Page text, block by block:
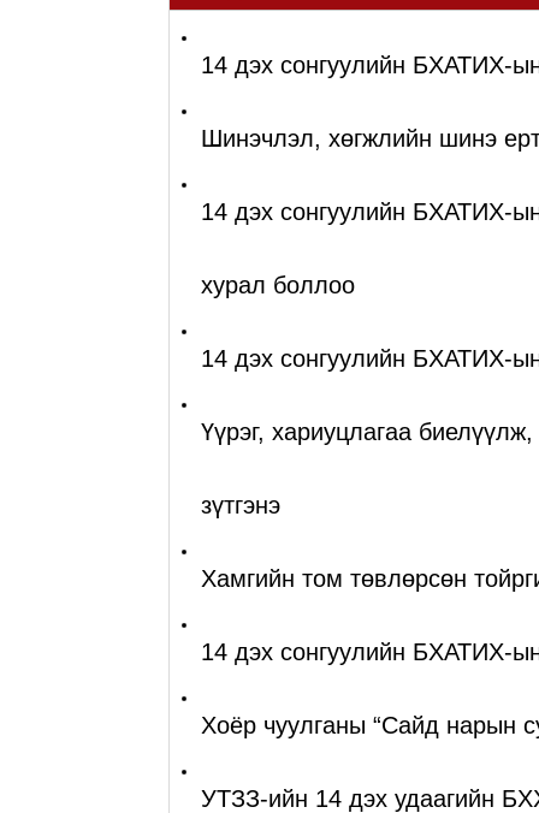
14 дэх сонгуулийн БХАТИХ-ын
Шинэчлэл, хөгжлийн шинэ
14 дэх сонгуулийн БХАТИХ-ын
хурал боллоо
14 дэх сонгуулийн БХАТИХ-ын
Үүрэг, хариуцлагаа
зүтгэнэ
Хамгийн том төвлөрсөн
14 дэх сонгуулийн БХАТИХ-ын
Хоёр чуулганы “Сайд нарын
УТЗЗ-ийн 14 дэх удаагийн